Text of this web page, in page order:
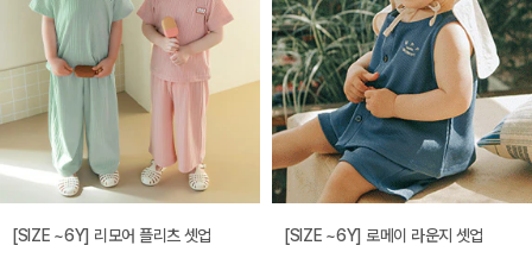
[SIZE ~6Y] 리모어 플리츠 셋업 [SIZE ~6Y] 로메이 라운지 셋업